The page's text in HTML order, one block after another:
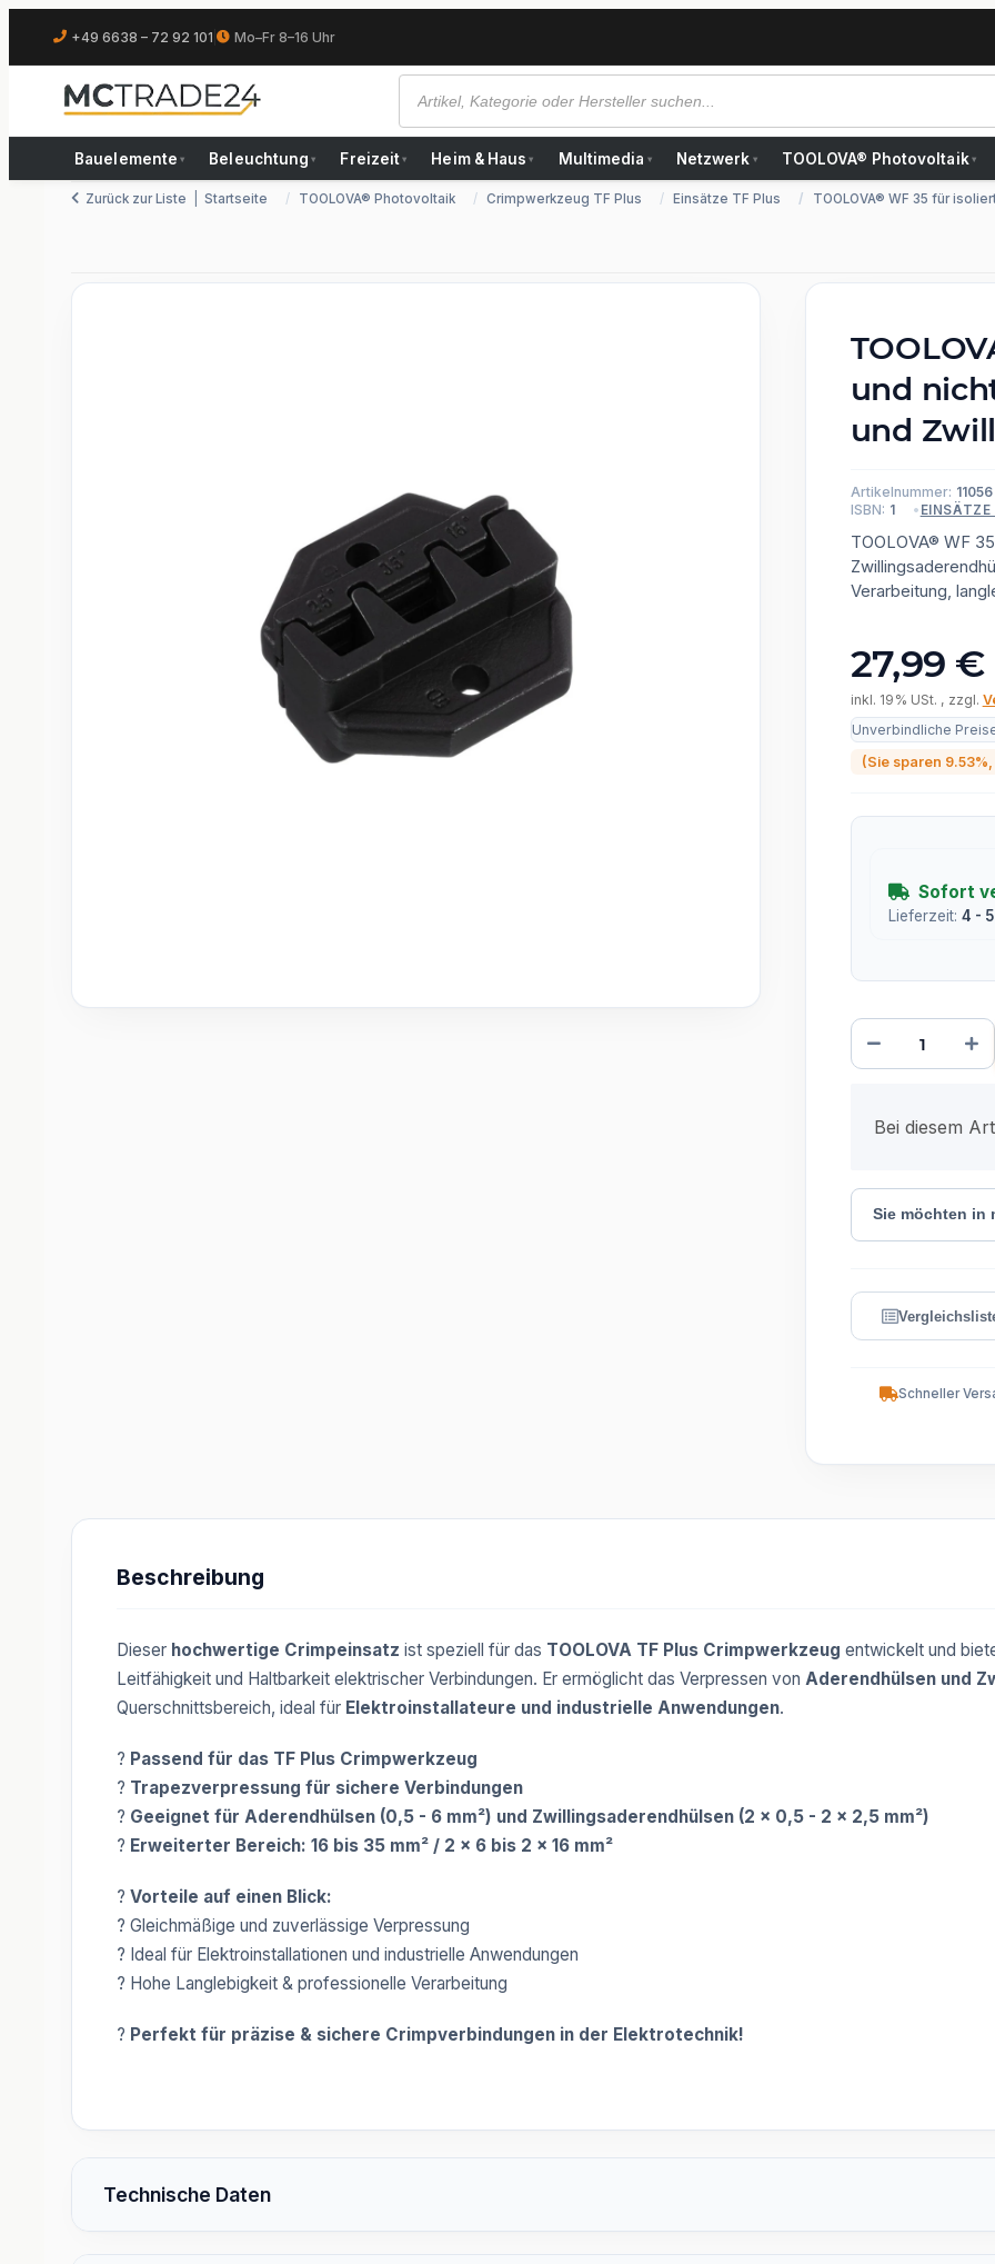
+49 6638 – 72 92 101 Mo–Fr 8–16 Uhr
Bauelemente ▾ Beleuchtung ▾ Freizeit ▾ Heim & Haus ▾ Multimedia ▾ Netzwerk ▾ TOOLOVA® Photovoltaik ▾
Zurück zur Liste Startseite TOOLOVA® Photovoltaik Crimpwerkzeug TF Plus Einsätze TF Plus TOOLOVA® WF 35 für
und
und
Artikelnummer: 11056
ISBN: 1
TOOLOVA® WF
Verarbeitung,
27,99 €
inkl. 19% USt. , zzgl.
Unverbindliche
(Sie sparen 9.53%
Sofort
Lieferzeit: 4 -
Bei diesem
Sie möchten in
Schneller
Beschreibung
Dieser hochwertige Crimpeinsatz ist speziell für das TOOLOVA TF Plus Crimpwerkzeug entwickelt und
Leitfähigkeit und Haltbarkeit elektrischer Verbindungen. Er ermöglicht das Verpressen von Aderendhülsen und
Querschnittsbereich, ideal für Elektroinstallateure und industrielle Anwendungen.
? Passend für das TF Plus Crimpwerkzeug
? Trapezverpressung für sichere Verbindungen
? Geeignet für Aderendhülsen (0,5 - 6 mm²) und Zwillingsaderendhülsen (2 x 0,5 - 2 x 2,5 mm²)
? Erweiterter Bereich: 16 bis 35 mm² / 2 x 6 bis 2 x 16 mm²
? Vorteile auf einen Blick:
? Gleichmäßige und zuverlässige Verpressung
? Ideal für Elektroinstallationen und industrielle Anwendungen
? Hohe Langlebigkeit & professionelle Verarbeitung
? Perfekt für präzise & sichere Crimpverbindungen in der Elektrotechnik!
Technische Daten